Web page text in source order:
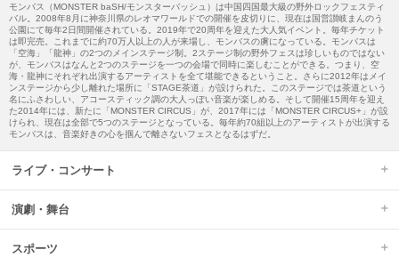
モンバス（MONSTER baSH/モンスターバッシュ）は中国四国最大級の野外ロックフェスティ
バル。2008年8月に神奈川県のレオマワールドでの開催を皮切りに、現在は国営讃岐まんのう
公園にて毎年2日間開催されている。2019年で20周年を迎えた大人気イベント。毎年チケット
は即完売。これまでに約70万人以上の人が来場し、モンバスの虜になっている。モンバスは
「空海」「龍神」の2つのメインステージ制。2ステージ制の野外フェスは珍しいものではない
が、モンバスはなんと2つのステージを一つの会場で同時に楽しむことができる。つまり、空
海・龍神にそれぞれ出演するアーティストを全て堪能できるということ。さらに2012年はメイ
ンステージから少し離れた場所に「STAGE茶道」が設けられた。このステージでは茶道という
名にふさわしい、アコースティック調の大人っぽい音楽が楽しめる。そして開催15周年を迎え
た2014年には、新たに「MONSTER CIRCUS」が、2017年には「MONSTER CIRCUS+」が設
けられ、現在は全部で5つのステージとなっている。毎年約70組以上のアーティストが出演する
モンバスは、音楽好きの心を掴んで離さないフェスとなるはずだ。
ライブ・コンサート
演劇・舞台
スポーツ